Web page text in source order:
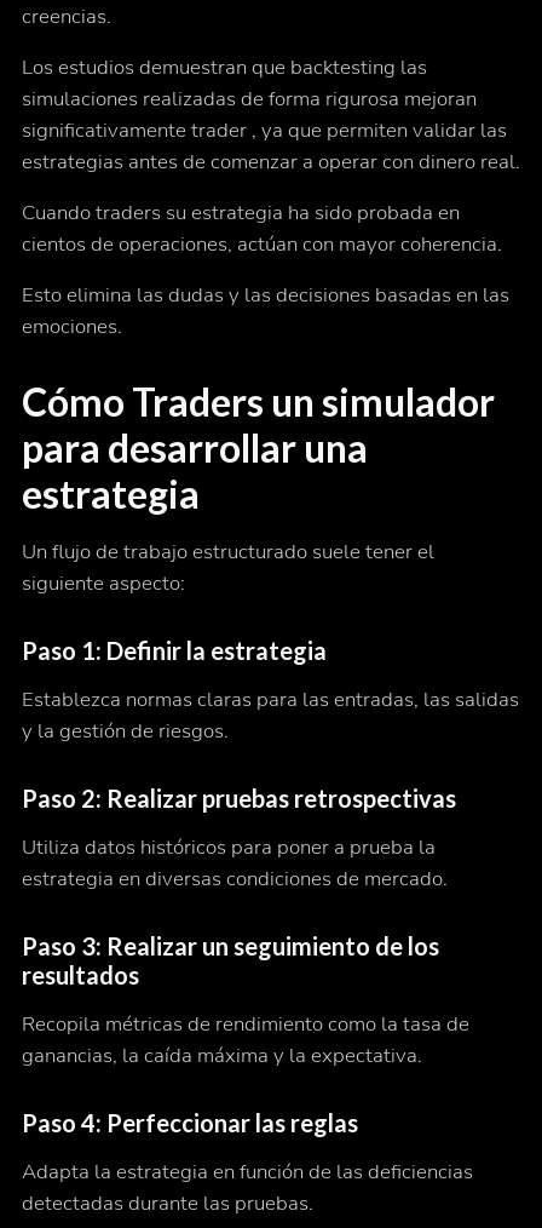
creencias.
Los estudios demuestran que backtesting las
simulaciones realizadas de forma rigurosa mejoran
significativamente trader , ya que permiten validar las
estrategias antes de comenzar a operar con dinero real.
Cuando traders su estrategia ha sido probada en
cientos de operaciones, actúan con mayor coherencia.
Esto elimina las dudas y las decisiones basadas en las
emociones.
Cómo Traders un simulador
para desarrollar una
estrategia
Un flujo de trabajo estructurado suele tener el
siguiente aspecto:
Paso 1: Definir la estrategia
Establezca normas claras para las entradas, las salidas
y la gestión de riesgos.
Paso 2: Realizar pruebas retrospectivas
Utiliza datos históricos para poner a prueba la
estrategia en diversas condiciones de mercado.
Paso 3: Realizar un seguimiento de los
resultados
Recopila métricas de rendimiento como la tasa de
ganancias, la caída máxima y la expectativa.
Paso 4: Perfeccionar las reglas
Adapta la estrategia en función de las deficiencias
detectadas durante las pruebas.